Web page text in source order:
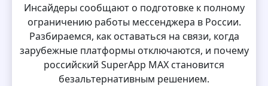
Инсайдеры сообщают о подготовке к полному
ограничению работы мессенджера в России.
Разбираемся, как оставаться на связи, когда
зарубежные платформы отключаются, и почему
российский SuperApp MAX становится
безальтернативным решением.